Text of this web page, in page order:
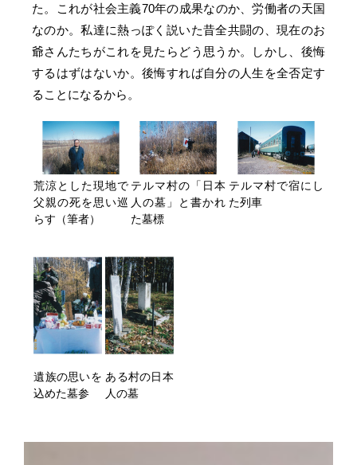
た。これが社会主義70年の成果なのか、労働者の天国
なのか。私達に熱っぽく説いた昔全共闘の、現在のお
爺さんたちがこれを見たらどう思うか。しかし、後悔
するはずはないか。後悔すれば自分の人生を全否定す
ることになるから。
荒涼とした現地で
父親の死を思い巡
らす（筆者）
テルマ村の「日本
人の墓」と書かれ
た墓標
テルマ村で宿にし
た列車
遺族の思いを
込めた墓参
ある村の日本
人の墓